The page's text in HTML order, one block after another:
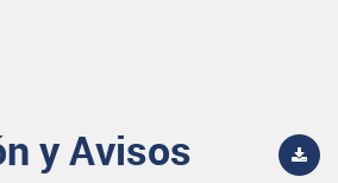
y Avisos